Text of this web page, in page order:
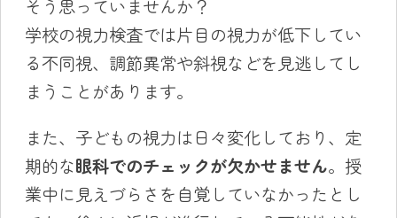
そう思っていませんか？
学校の視力検査では片目の視力が低下してい
る不同視、調節異常や斜視などを見逃してし
まうことがあります。
また、子どもの視力は日々変化しており、定
期的な眼科でのチェックが欠かせません。授
業中に見えづらさを自覚していなかったとし